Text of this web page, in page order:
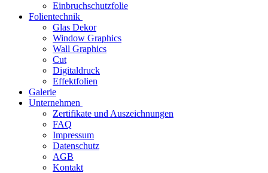
Einbruchschutzfolie
Folientechnik
Glas Dekor
Window Graphics
Wall Graphics
Cut
Digitaldruck
Effektfolien
Galerie
Unternehmen
Zertifikate und Auszeichnungen
FAQ
Impressum
Datenschutz
AGB
Kontakt